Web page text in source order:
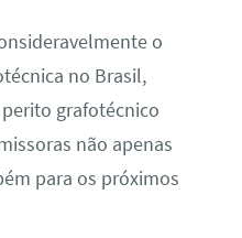
o
no Brasil,
grafotécnico
não apenas
para os próximos